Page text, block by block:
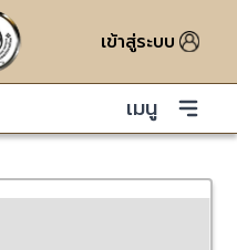
เข้าสู่ระบบ
เมนู